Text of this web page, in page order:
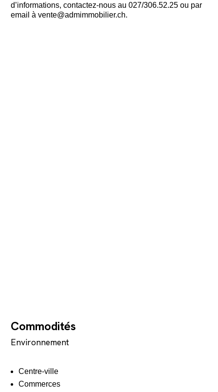
d’informations, contactez-nous au 027/306.52.25 ou par
email à vente@admimmobilier.ch.
Commodités
Environnement
Centre-ville
Commerces